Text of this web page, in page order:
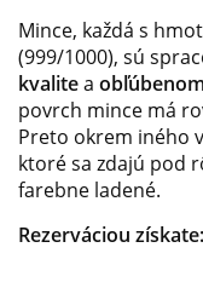
Mince, každá s
(999/1000), sú
kvalitea
povrch mince má
Preto okrem iného
ktoré sa zdajú pod
farebne ladené.
Rezerváciou získate: